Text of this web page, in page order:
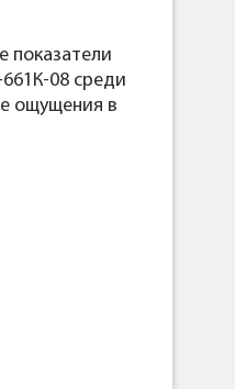
показатели
08 среди
ощущения в